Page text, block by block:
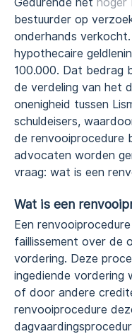
Gedurende het hoger
bestuurder op
onderhands
hypothecaire
100.000. Dat bedrag
de verdeling van het
onenigheid tussen
schuldeisers,
de renvooiprocedure
advocaten worden
vraag: wat is een
Wat is een
Een
faillissement over de
vordering. Deze
ingediende
of door andere
renvooiprocedure